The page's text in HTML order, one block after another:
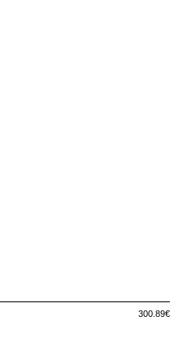
300.89€